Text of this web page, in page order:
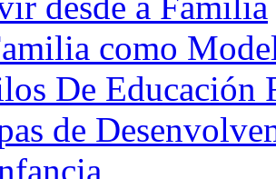
como
De Educación
de